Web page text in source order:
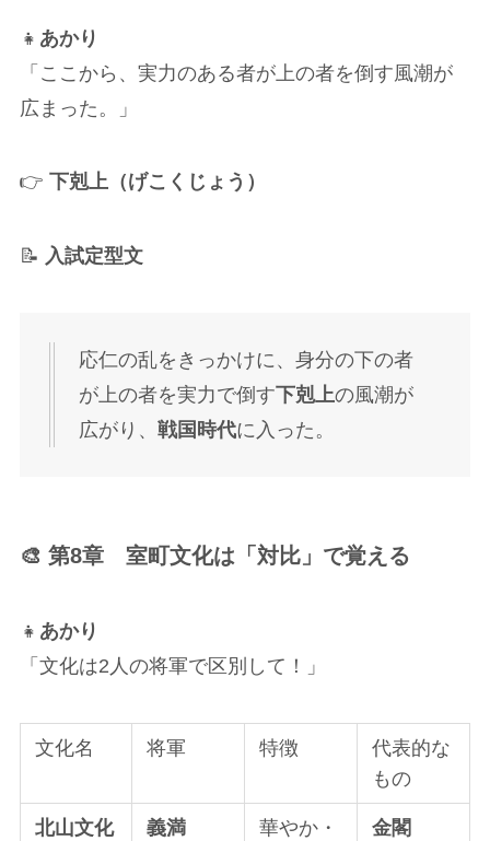
👧 あかり
「ここから、実力のある者が上の者を倒す風潮が
広まった。」
👉 下剋上（げこくじょう）
📝 入試定型文
応仁の乱をきっかけに、身分の下の者
が上の者を実力で倒す下剋上の風潮が
広がり、 戦国時代に入った。
🎨 第8章 室町文化は「対比」で覚える
👧 あかり
「文化は2人の将軍で区別して！」
文化名 将軍 特徴
代表的な
もの
北山文化 義満
華やか・
金閣